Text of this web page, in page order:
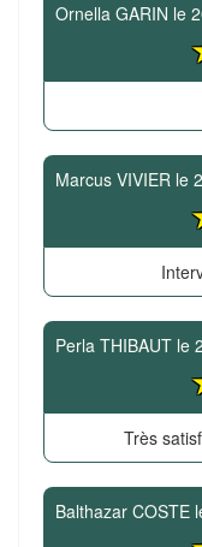
Ornella GARIN le
Marcus VIVIER le
Perla THIBAUT le
Très
Balthazar COSTE